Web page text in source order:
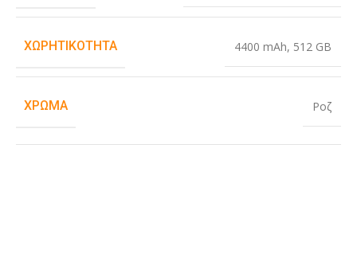
ΧΩΡΗΤΙΚΌΤΗΤΑ 4400 mAh, 512 GB
ΧΡΏΜΑ Ροζ